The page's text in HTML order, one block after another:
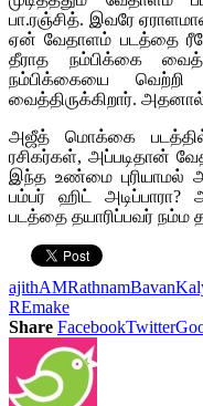
பா.ரஞ்சித். இவரே
ஏன் வேதாளம் படத்தை
தீராத நம்பிக்கை
நம்பிக்கையை
வைத்திருக்கிறார்.
அஜீத் மொக்கை
ரசிகர்கள், அப்படிதான்
இந்த உண்மை
பம்பர் ஹிட்
படத்தை தயாரிப்பவர் நம்ம
ajithAMRathnam
REmake
Share FacebookTwitter